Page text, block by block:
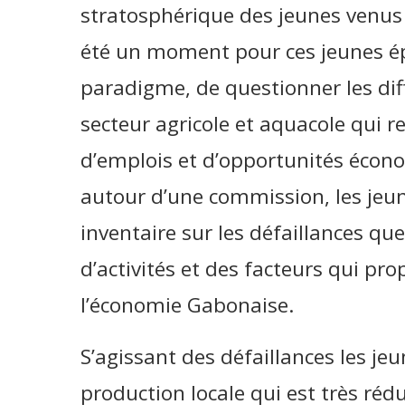
stratosphérique des jeunes
été un moment pour ces jeunes
paradigme, de questionner les
secteur agricole et aquacole qui
d’emplois et d’opportunités
autour d’une commission, les
inventaire sur les défaillances
d’activités et des facteurs qui
l’économie Gabonaise.
S’agissant des défaillances les
production locale qui est très